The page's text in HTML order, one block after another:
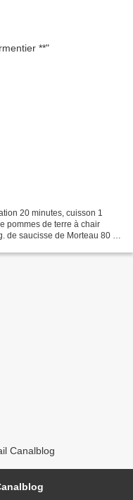
20 minutes, cuisson 1
pommes de terre à chair
de saucisse de Morteau 80 g.
Canalblog